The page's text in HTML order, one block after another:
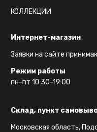
Интернет-магазин
Заявки на сайте
Режим работы
пн-пт 10:30-19:00
Склад, пункт
Московская область,
КОЛЛЕКЦИИ